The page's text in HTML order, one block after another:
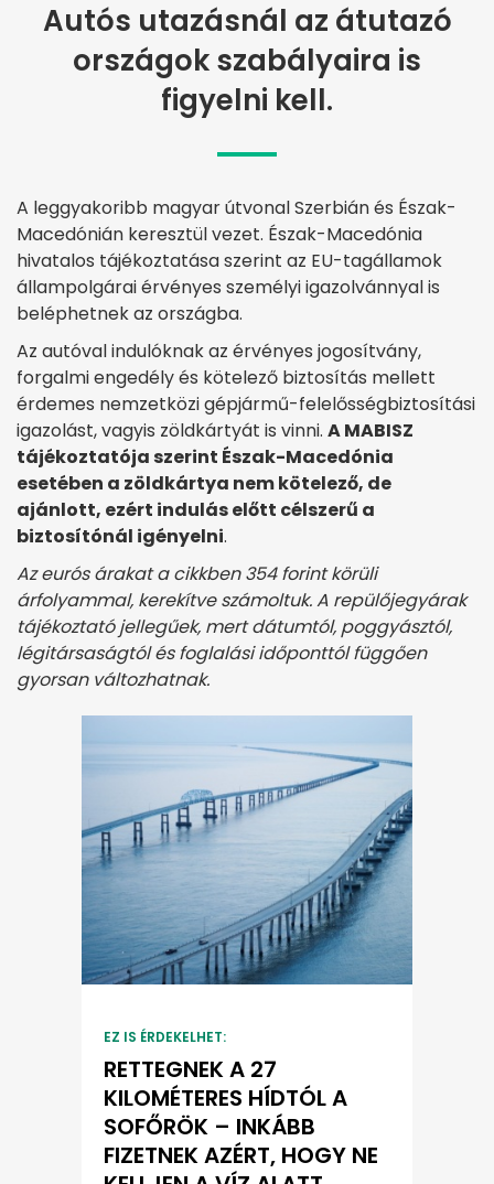
Autós utazásnál az átutazó
országok szabályaira is
figyelni kell.
A leggyakoribb magyar útvonal Szerbián és Észak-
Macedónián keresztül vezet. Észak-Macedónia
hivatalos tájékoztatása szerint az EU-tagállamok
állampolgárai érvényes személyi igazolvánnyal is
beléphetnek az országba.
Az autóval indulóknak az érvényes jogosítvány,
forgalmi engedély és kötelező biztosítás mellett
érdemes nemzetközi gépjármű-felelősségbiztosítási
igazolást, vagyis zöldkártyát is vinni. A MABISZ
tájékoztatója szerint Észak-Macedónia
esetében a zöldkártya nem kötelező, de
ajánlott, ezért indulás előtt célszerű a
biztosítónál igényelni.
Az eurós árakat a cikkben 354 forint körüli
árfolyammal, kerekítve számoltuk. A repülőjegyárak
tájékoztató jellegűek, mert dátumtól, poggyásztól,
légitársaságtól és foglalási időponttól függően
gyorsan változhatnak.
EZ IS ÉRDEKELHET:
RETTEGNEK A 27
KILOMÉTERES HÍDTÓL A
SOFŐRÖK – INKÁBB
FIZETNEK AZÉRT, HOGY NE